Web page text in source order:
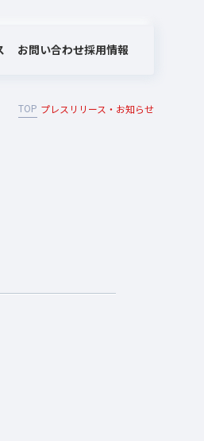
のあゆみ
お問い合わせ採用情報
TOP プレスリリース・お知らせ